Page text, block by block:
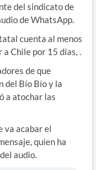
del sindicato de
de WhatsApp.
cuenta al menos
Chile por 15 días, .
de que
del Bío Bío y la
a atochar las
va acabar el
quien ha
audio.